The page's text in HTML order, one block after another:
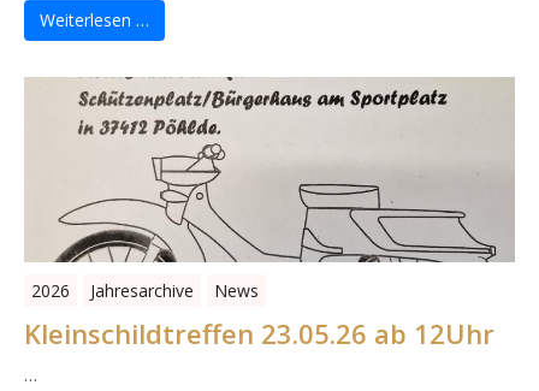
Weiterlesen …
2026 Jahresarchive News
Kleinschildtreffen 23.05.26 ab 12Uhr
…